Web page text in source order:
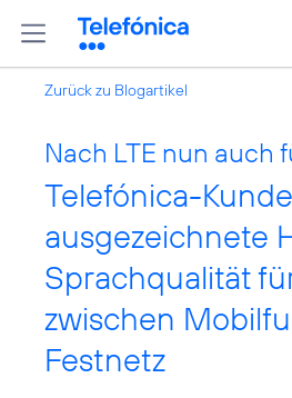
Zurück zu Blogartikel
Nach LTE nun auch
Telefónica-
ausgezeichnete
Sprachqualität
zwischen
Festnetz